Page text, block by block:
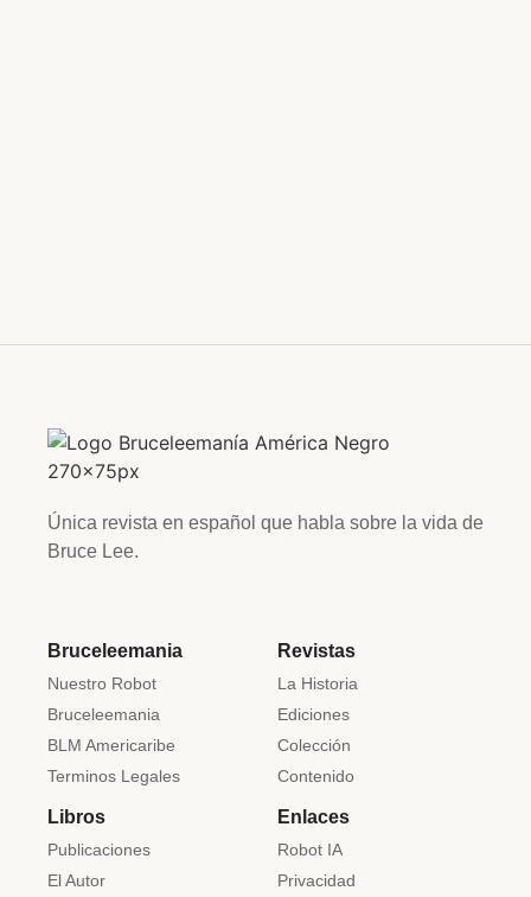
Única revista en español que habla sobre la vida de
Bruce Lee.
Bruceleemania
Nuestro Robot
Bruceleemania
BLM Americaribe
Terminos Legales
Revistas
La Historia
Ediciones
Colección
Contenido
Libros
Publicaciones
El Autor
Enlaces
Robot IA
Privacidad